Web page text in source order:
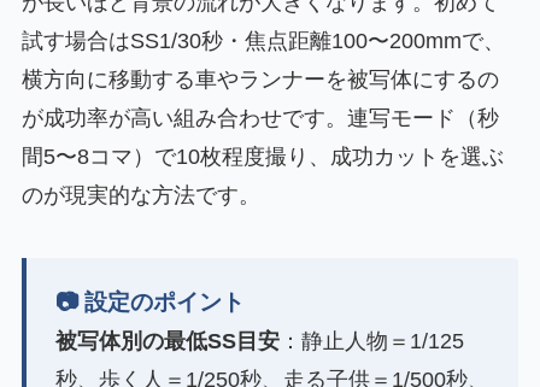
試す場合はSS1/30秒・焦点距離100〜200mmで、
横方向に移動する車やランナーを被写体にするの
が成功率が高い組み合わせです。連写モード（秒
間5〜8コマ）で10枚程度撮り、成功カットを選ぶ
のが現実的な方法です。
📷 設定のポイント
被写体別の最低SS目安：静止人物＝1/125
秒、歩く人＝1/250秒、走る子供＝1/500秒、